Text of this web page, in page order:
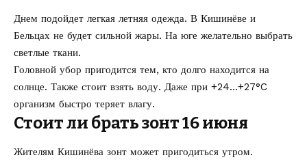
Днем подойдет легкая летняя одежда. В Кишинёве и
Бельцах не будет сильной жары. На юге желательно выбрать
светлые ткани.
Головной убор пригодится тем, кто долго находится на
солнце. Также стоит взять воду. Даже при +24…+27°C
организм быстро теряет влагу.
Стоит ли брать зонт 16 июня
Жителям Кишинёва зонт может пригодиться утром.